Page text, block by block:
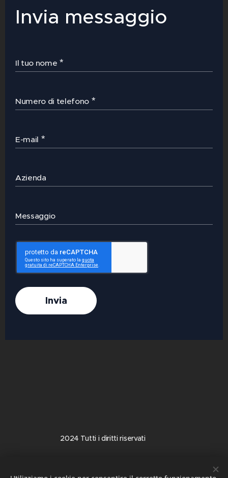
Invia messaggio
Il tuo nome
Numero di telefono
E-mail
Azienda
Messaggio
Invia
2024 Tutti i diritti riservati